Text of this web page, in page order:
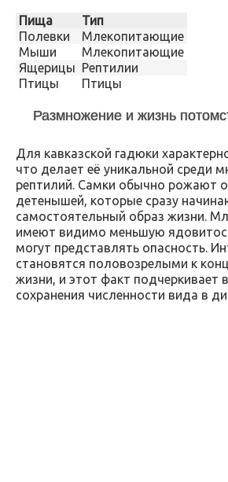
Пища
Тип
Полевки
Млекопитающие
Мыши
Млекопитающие
Ящерицы Рептилии
Птицы
Птицы
Размножение и жизнь
Для кавказской гадюки
что делает её уникальной среди
рептилий. Самки обычно рожают
детенышей, которые сразу
самостоятельный образ жизни.
имеют видимо меньшую
могут представлять опасность.
становятся половозрелыми к
жизни, и этот факт подчеркивает
сохранения численности вида в